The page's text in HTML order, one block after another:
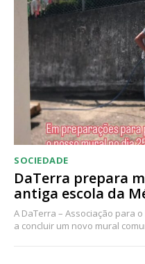
SOCIEDADE
DaTerra prepara
antiga escola da
A DaTerra – Associação para
a concluir um novo mural